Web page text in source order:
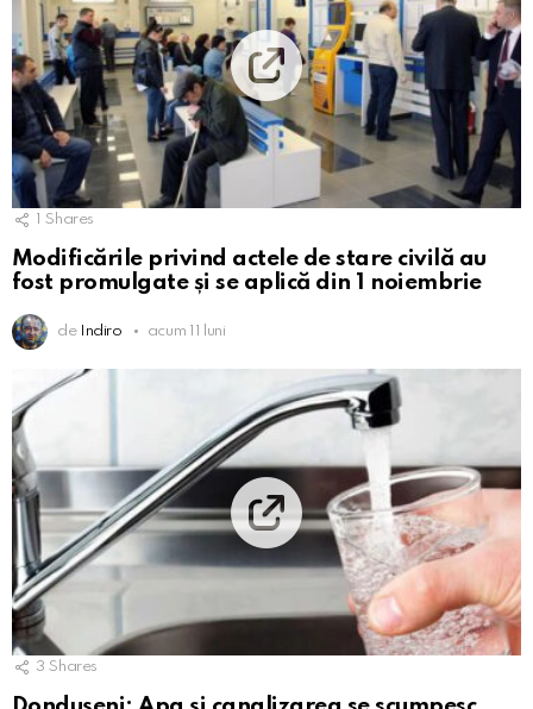
Shares
Modificările privind actele de stare civilă au
fost promulgate și se aplică din 1 noiembrie
de Indiro acum 11 luni
3 Shares